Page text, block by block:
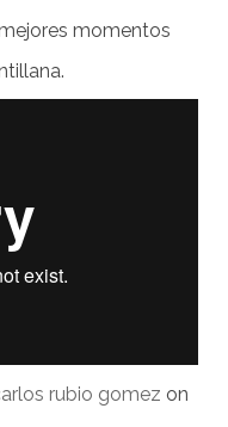
momentos
rubio gomez on